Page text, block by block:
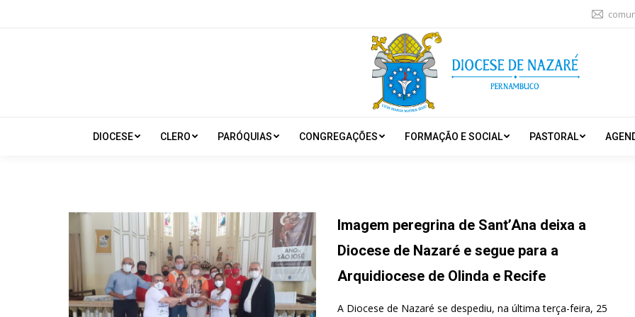
DIOCESE CLERO PARÓQUIAS CONGREGAÇÕES FORMAÇÃO E SOCIAL PASTORAL
Imagem peregrina de Sant’Ana deixa a
Diocese de Nazaré e segue para a
Arquidiocese de Olinda e Recife
A Diocese de Nazaré se despediu, na última terça-feira, 25